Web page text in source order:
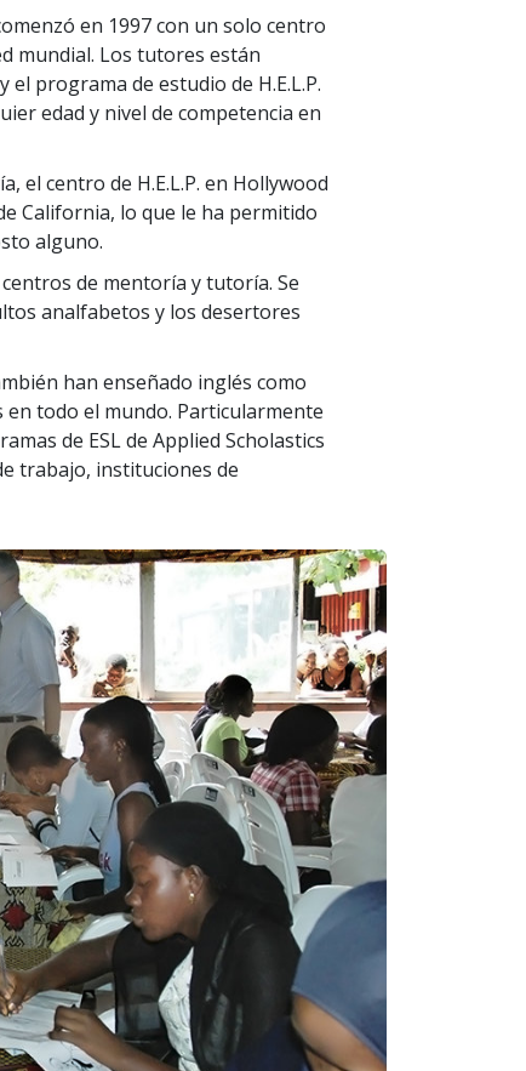
en 1997 con un solo centro
mundial. Los tutores están
programa de estudio de H.E.L.P.
edad y nivel de competencia en
el centro de H.E.L.P. en Hollywood
California, lo que le ha permitido
alguno.
de mentoría y tutoría. Se
analfabetos y los desertores
han enseñado inglés como
en todo el mundo. Particularmente
de ESL de Applied Scholastics
trabajo, instituciones de